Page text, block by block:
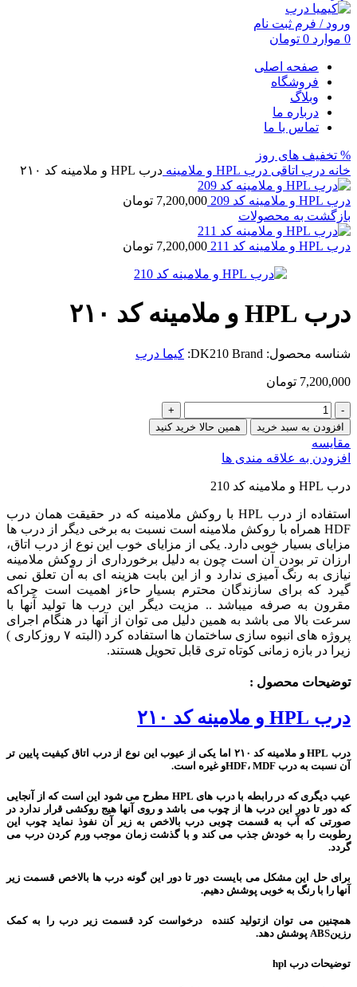
ورود / فرم ثبت نام
0 موارد 0 تومان
صفحه اصلی
فروشگاه
وبلاگ
درباره ما
تماس با ما
% تخفیف های روز
خانه درب اتاقی درب HPL و ملامینه درب HPL و ملامینه کد ۲۱۰
درب HPL و ملامینه کد 209 7,200,000 تومان
بازگشت به محصولات
درب HPL و ملامینه کد 211 7,200,000 تومان
درب HPL و ملامینه کد ۲۱۰
شناسه محصول: DK210 Brand: کیما درب
7,200,000 تومان
درب
HPL
و
ملامینه
کد
210
افزودن به سبد خرید همین حالا خرید کنید
مقایسه
افزودن به علاقه مندی ها
درب HPL و ملامینه کد 210
استفاده از درب HPL با روکش ملامینه که در حقیقت همان درب
HDF همراه با روکش ملامینه است نسبت به برخی دیگر از درب ها
مزایای بسیار خوبی دارد. یکی از مزایای خوب این نوع از درب اتاق،
ارزان تر بودن آن است چون به دلیل برخورداری از روکش ملامینه
نیازی به رنگ آمیزی ندارد و از این بابت هزینه ای به آن تعلق نمی
گیرد که برای سازندگان محترم بسیار حاءز اهمیت است چراکه
مقرون به صرفه میباشد .. مزیت دیگر این درب ها تولید آنها با
سرعت بالا می باشد به همین دلیل می توان از آنها در هنگام اجرای
پروژه های انبوه سازی ساختمان ها استفاده کرد (البته ۷ روزکاری )
زیرا در بازه زمانی کوتاه تری قابل تحویل هستند.
توضیحات محصول :
درب HPL و ملامینه کد ۲۱۰
درب HPL و ملامینه کد ۲۱۰ اما یکی از عیوب این نوع از درب اتاق کیفیت پایین تر
آن نسبت به درب HDF، MDFو غیره است.
عیب دیگری که در رابطه با درب های HPL مطرح می شود این است که از آنجایی
که دور تا دور این درب ها از چوب می باشد و روی آنها هیج روکشی قرار ندارد در
صورتی که آب به قسمت چوبی درب بالاخص به زیر آن نفوذ نماید چوب این
رطوبت را به خودش جذب می کند و با گذشت زمان موجب ورم کردن درب می
گردد.
برای حل این مشکل می بایست دور تا دور این گونه درب ها بالاخص قسمت زیر
آنها را با رنگ به خوبی پوشش دهیم.
همچنین می توان ازتولید کننده درخواست کرد قسمت زیر درب را به کمک
رزینABS پوشش دهد.
توضیحات درب hpl